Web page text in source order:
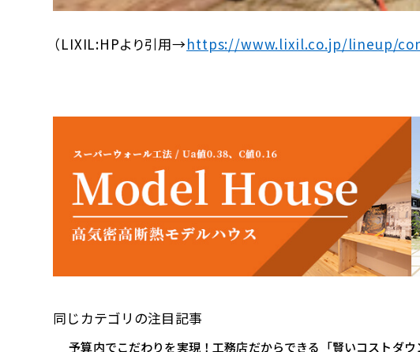
（LIXIL:HPより引用→https://www.lixil.co.jp/lineup/
同じカテゴリの注目記事
予算内でこだわりを実現！工務店だからできる「賢いコストダウ